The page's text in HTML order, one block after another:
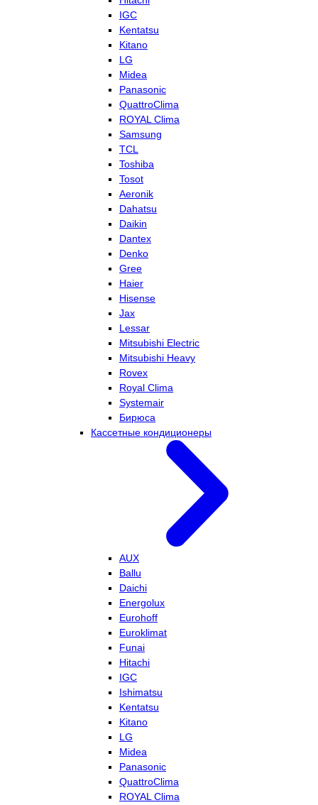
IGC
Kentatsu
Kitano
LG
Midea
Panasonic
QuattroClima
ROYAL Clima
Samsung
TCL
Toshiba
Tosot
Aeronik
Dahatsu
Daikin
Dantex
Denko
Gree
Haier
Hisense
Jax
Lessar
Mitsubishi Electric
Mitsubishi Heavy
Rovex
Royal Clima
Systemair
Бирюса
Кассетные кондиционеры
AUX
Ballu
Daichi
Energolux
Eurohoff
Euroklimat
Funai
Hitachi
IGC
Ishimatsu
Kentatsu
Kitano
LG
Midea
Panasonic
QuattroClima
ROYAL Clima